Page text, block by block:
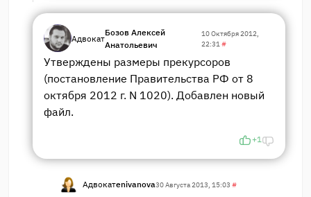
Адвокат
Бозов Алексей
Анатольевич
10 Октября 2012,
22:31#
Утверждены размеры прекурсоров
(постановление Правительства РФ от 8
октября 2012 г. N 1020). Добавлен новый
файл.
+1
Адвокатenivanova30 Августа 2013, 15:03 #